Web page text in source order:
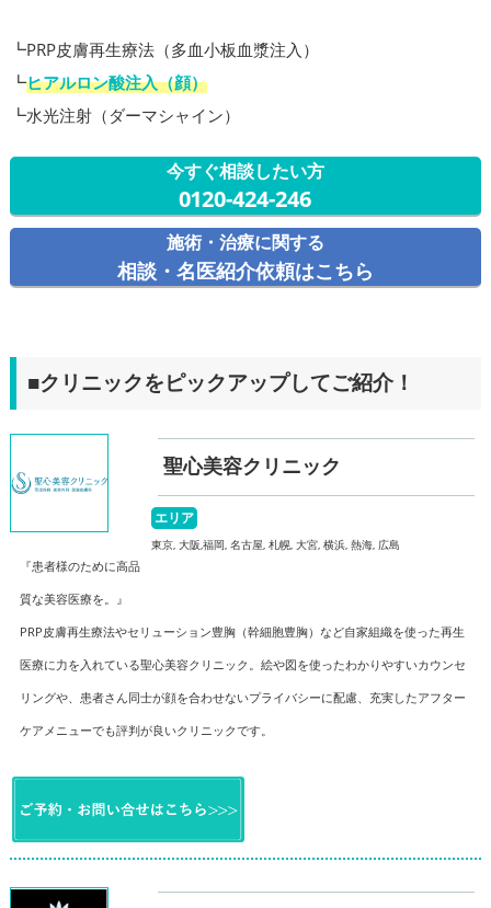
┗PRP皮膚再生療法（多血小板血漿注入）
┗ヒアルロン酸注入（顔）
┗水光注射（ダーマシャイン）
今すぐ相談したい方
0120-424-246
施術・治療に関する
相談・名医紹介依頼はこちら
■クリニックをピックアップしてご紹介！
聖心美容クリニック
エリア
東京, 大阪,福岡, 名古屋, 札幌, 大宮, 横浜, 熱海, 広島
『患者様のために高品
質な美容医療を。』
PRP皮膚再生療法やセリューション豊胸（幹細胞豊胸）など自家組織を使った再生
医療に力を入れている聖心美容クリニック。絵や図を使ったわかりやすいカウンセ
リングや、患者さん同士が顔を合わせないプライバシーに配慮、充実したアフター
ケアメニューでも評判が良いクリニックです。